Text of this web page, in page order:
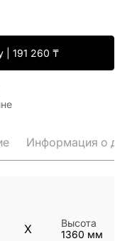
| 191 260 ₸
Информация о
X
Высота
1360 мм